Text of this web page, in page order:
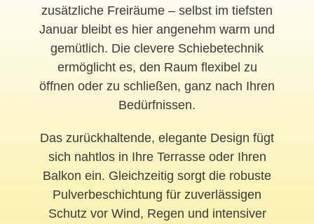
zusätzliche Freiräume – selbst im tiefsten
Januar bleibt es hier angenehm warm und
gemütlich. Die clevere Schiebetechnik
ermöglicht es, den Raum flexibel zu
öffnen oder zu schließen, ganz nach Ihren
Bedürfnissen.
Das zurückhaltende, elegante Design fügt
sich nahtlos in Ihre Terrasse oder Ihren
Balkon ein. Gleichzeitig sorgt die robuste
Pulverbeschichtung für zuverlässigen
Schutz vor Wind, Regen und intensiver